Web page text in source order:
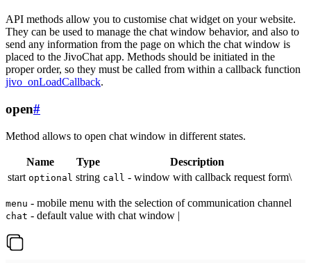
API methods allow you to customise chat widget on your website.
They can be used to manage the chat window behavior, and also to
send any information from the page on which the chat window is
placed to the JivoChat app. Methods should be initiated in the
proper order, so they must be called from within a callback function
jivo_onLoadCallback.
open#
Method allows to open chat window in different states.
Name Type
Description
start optional string call - window with callback request form\
menu - mobile menu with the selection of communication channel
chat - default value with chat window |